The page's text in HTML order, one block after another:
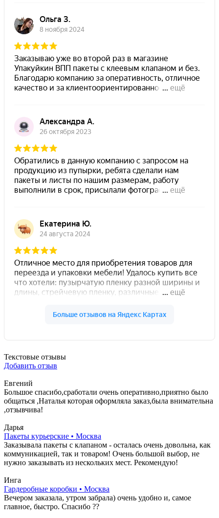
Текстовые отзывы
Добавить отзыв
Евгений
Большое спасибо,сработали очень оперативно,приятно было
общаться ,Наталья которая оформляла заказ,была внимательна
,отзывчива!
Дарья
Пакеты курьерские • Москва
Заказывала пакеты с клапаном - осталась очень довольна, как
коммуникацией, так и товаром! Очень большой выбор, не
нужно заказывать из нескольких мест. Рекомендую!
Инга
Гардеробные коробки • Москва
Вечером заказала, утром забрала) очень удобно и, самое
главное, быстро. Спасибо ??